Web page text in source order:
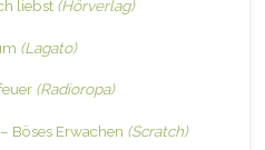
liebst (Hörverlag)
(Lagato)
(Radioropa)
Böses Erwachen (Scratch)